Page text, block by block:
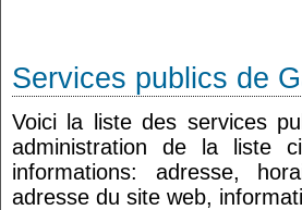
Services publics de
Voici la liste des services
administration de la liste
informations: adresse,
adresse du site web,